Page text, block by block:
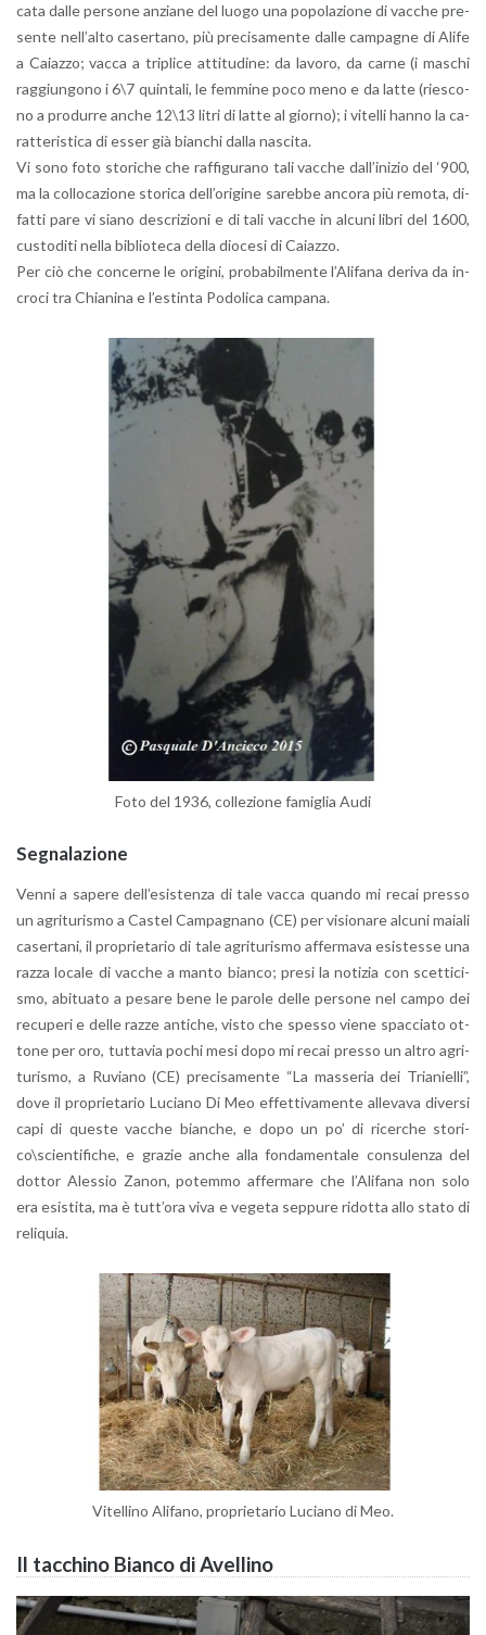
ca­ta dalle per­so­ne an­zia­ne del luogo una po­po­la­zio­ne di vac­che pre­
sen­te nel­l’al­to ca­ser­ta­no, più pre­ci­sa­men­te dalle cam­pa­gne di Alife
a Ca­iaz­zo; vacca a tri­pli­ce at­ti­tu­di­ne: da la­vo­ro, da carne (i ma­schi
rag­giun­go­no i 6\7 quin­ta­li, le fem­mi­ne poco meno e da latte (rie­sco­
no a pro­dur­re anche 12\13 litri di latte al gior­no); i vi­tel­li hanno la ca­
rat­te­ri­sti­ca di esser già bian­chi dalla na­sci­ta.
Vi sono foto sto­ri­che che raf­fi­gu­ra­no tali vac­che dal­l’i­ni­zio del ‘900,
ma la col­lo­ca­zio­ne sto­ri­ca del­l’o­ri­gi­ne sa­reb­be an­co­ra più re­mo­ta, di­
fat­ti pare vi siano de­scri­zio­ni e di tali vac­che in al­cu­ni libri del 1600,
cu­sto­di­ti nella bi­blio­te­ca della dio­ce­si di Ca­iaz­zo.
Per ciò che con­cer­ne le ori­gi­ni, pro­ba­bil­men­te l’A­li­fa­na de­ri­va da in­
cro­ci tra Chia­ni­na e l’e­stin­ta Po­do­li­ca cam­pa­na.
Foto del 1936, col­le­zio­ne fa­mi­glia Audi
Se­gna­la­zio­ne
Venni a sa­pe­re del­l’e­si­sten­za di tale vacca quan­do mi recai pres­so
un agri­tu­ri­smo a Ca­stel Cam­pa­gna­no (CE) per vi­sio­na­re al­cu­ni ma­ia­li
ca­ser­ta­ni, il pro­prie­ta­rio di tale agri­tu­ri­smo af­fer­ma­va esi­stes­se una
razza lo­ca­le di vac­che a manto bian­co; presi la no­ti­zia con scet­ti­ci­
smo, abi­tua­to a pe­sa­re bene le pa­ro­le delle per­so­ne nel campo dei
re­cu­pe­ri e delle razze an­ti­che, visto che spes­so viene spac­cia­to ot­
to­ne per oro, tut­ta­via pochi mesi dopo mi recai pres­so un altro agri­
tu­ri­smo, a Ru­via­no (CE) pre­ci­sa­men­te “La mas­se­ria dei Tria­niel­li”,
dove il pro­prie­ta­rio Lu­cia­no Di Meo ef­fet­ti­va­men­te al­le­va­va di­ver­si
capi di que­ste vac­che bian­che, e dopo un po’ di ri­cer­che sto­ri­
co\scien­ti­fi­che, e gra­zie anche alla fon­da­men­ta­le con­su­len­za del
dot­tor Ales­sio Zanon, po­tem­mo af­fer­ma­re che l’A­li­fa­na non solo
era esi­sti­ta, ma è tut­t’o­ra viva e ve­ge­ta sep­pu­re ri­dot­ta allo stato di
re­li­quia.
Vi­tel­li­no Ali­fa­no, pro­prie­ta­rio Lu­cia­no di Meo.
Il tac­chi­no Bian­co di Avel­li­no